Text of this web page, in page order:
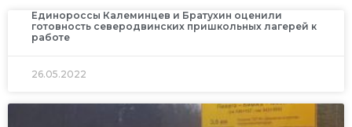
Единороссы Калеминцев и Братухин оценили
готовность северодвинских пришкольных лагерей к
работе
26.05.2022